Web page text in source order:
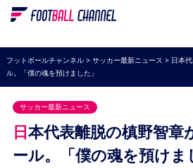
WEリーグ
海外サッカー
プレミアリーグ
ラ・リーガ
セリエA
ブンデスリーガ
フットボールチャンネル> サッカー最新ニュース > 日本
ル。「僕の魂を預けました」
サッカー最新ニュース
日本代表離脱の槙野智章が仲間たちにエ
ール。「僕の魂を預けま